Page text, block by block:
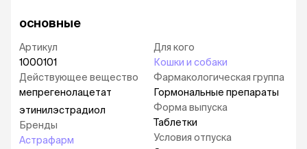
мепрегенолацетатом усиливает
биологические свойства влагалищной среды,
повышает вязкость слизи шейки матки, что
тормозит подвижность сперматозоидов, а
изменения в эндометрии матки препятствуют
имплантации оплодотворенной яйцеклетки.
Действующие вещества лекарственного
препарата хорошо всасываются в кишечнике и,
основные
Артикул
1000101
Действующее вещество
мепрегенолацетат
этинилэстрадиол
Бренды
Астрафарм
Для кого
Кошки и собаки
Фармакологическая группа
Гормональные препараты
Форма выпуска
Таблетки
Условия отпуска